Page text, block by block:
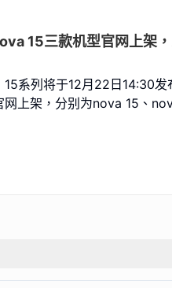
15三款机型官网上架
15系列将于12月22日14:30发
上架，分别为nova 15、